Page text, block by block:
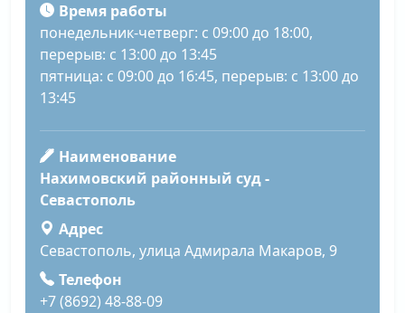
Время работы
понедельник-четверг: с 09:00 до 18:00,
перерыв: с 13:00 до 13:45
пятница: с 09:00 до 16:45, перерыв: с 13:00 до
13:45
Наименование
Нахимовский районный суд -
Севастополь
Адрес
Севастополь, улица Адмирала Макаров, 9
Телефон
+7 (8692) 48-88-09